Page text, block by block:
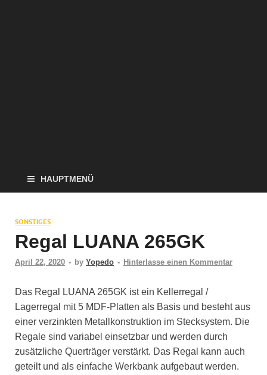
HAUPTMENÜ
SONSTIGES
Regal LUANA 265GK
April 22, 2020 - by Yopedo - Hinterlasse einen Kommentar
Das Regal LUANA 265GK ist ein Kellerregal /
Lagerregal mit 5 MDF-Platten als Basis und besteht aus
einer verzinkten Metallkonstruktion im Stecksystem. Die
Regale sind variabel einsetzbar und werden durch
zusätzliche Querträger verstärkt. Das Regal kann auch
geteilt und als einfache Werkbank aufgebaut werden.